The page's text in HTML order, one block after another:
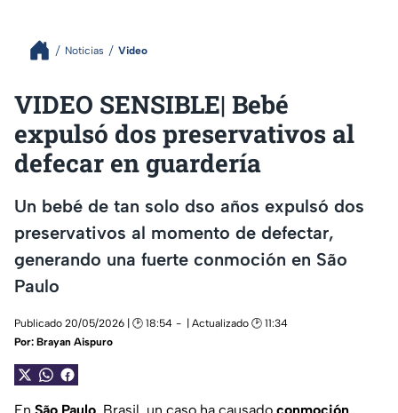
Noticias Video
VIDEO SENSIBLE| Bebé
expulsó dos preservativos al
defecar en guardería
Un bebé de tan solo dso años expulsó dos
preservativos al momento de defectar,
generando una fuerte conmoción en São
Paulo
Publicado 20/05/2026 | 🕑 18:54
| Actualizado 🕑 11:34
Por: Brayan Aispuro